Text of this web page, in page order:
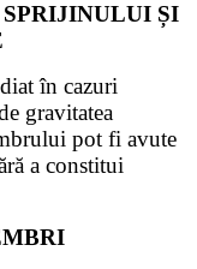
ȘI
în cazuri
gravitatea
pot fi avute
a constitui